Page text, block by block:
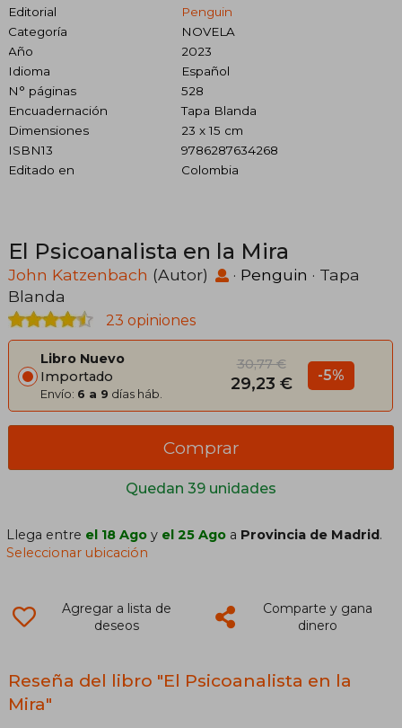
Editorial
Penguin
Categoría
NOVELA
Año
2023
Idioma
Español
N° páginas
528
Encuadernación
Tapa Blanda
Dimensiones
23 x 15 cm
ISBN13
9786287634268
Editado en
Colombia
El Psicoanalista en la Mira
John Katzenbach (Autor) · Penguin · Tapa
Blanda
23 opiniones
Libro Nuevo
Importado
Envío: 6 a 9 días háb.
30,77 €
29,23 € -5%
Quedan 39 unidades
Comprar
Llega entre el 18 Ago y el 25 Ago a Provincia de Madrid.
Seleccionar ubicación
Agregar a lista de
deseos
Comparte y gana
dinero
Reseña del libro "El Psicoanalista en la
Mira"